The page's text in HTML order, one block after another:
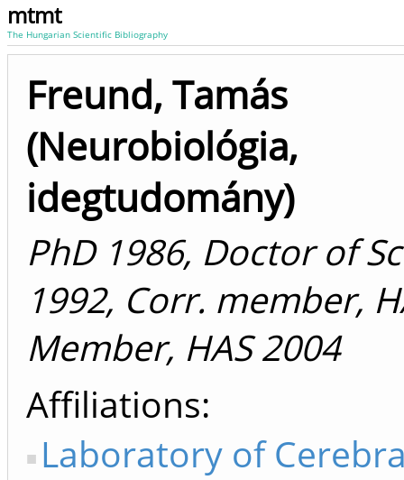
mtmt
The Hungarian Scientific Bibliography
Freund, Tamás
(Neurobiológia,
idegtudomány)
PhD 1986, Doctor of
1992, Corr. member,
Member, HAS 2004
Affiliations
Laboratory of